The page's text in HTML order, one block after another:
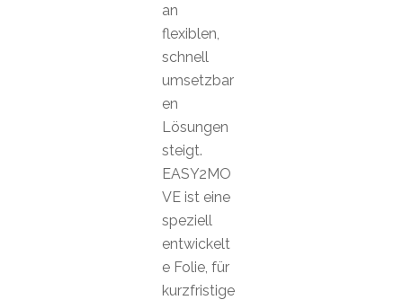
an
flexiblen,
schnell
umsetzbar
en
Lösungen
steigt.
EASY2MO
VE ist eine
speziell
entwickelt
e Folie, für
kurzfristige